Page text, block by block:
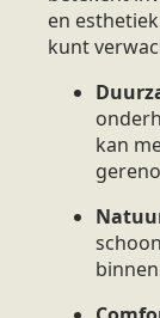
en
kunt
kan